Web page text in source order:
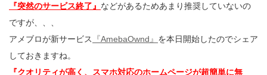
『突然のサービス終了』 などがあるためあまり推奨していないの
ですが、、、
アメブロが新サービス
『AmebaOwnd』 を本日開始したのでシェア
しておきますね。
『クオリティが高く、スマホ対応のホームページが超簡単に無